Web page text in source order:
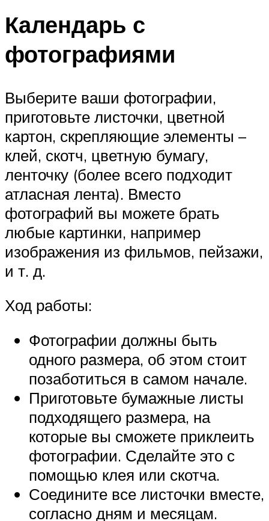
Календарь с
фотографиями
Выберите ваши фотографии,
приготовьте листочки, цветной
картон, скрепляющие элементы –
клей, скотч, цветную бумагу,
ленточку (более всего подходит
атласная лента). Вместо
фотографий вы можете брать
любые картинки, например
изображения из фильмов, пейзажи,
и т. д.
Ход работы:
Фотографии должны быть
одного размера, об этом стоит
позаботиться в самом начале.
Приготовьте бумажные листы
подходящего размера, на
которые вы сможете приклеить
фотографии. Сделайте это с
помощью клея или скотча.
Соедините все листочки вместе,
согласно дням и месяцам.